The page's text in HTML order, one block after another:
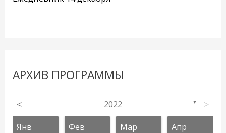
АРХИВ ПРОГРАММЫ
< 2022 ▼ >
Янв Фев Мар Апр